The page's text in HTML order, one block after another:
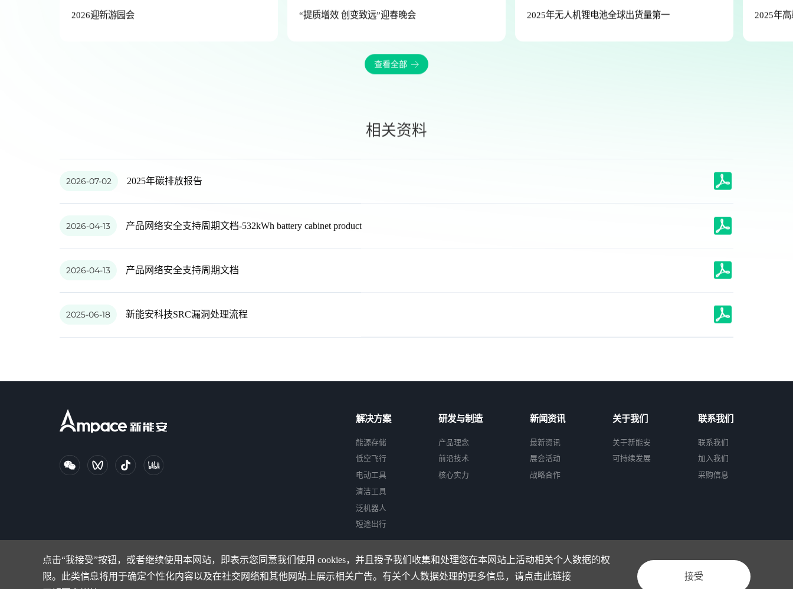
点击“我接受”按钮，或者继续使用本网站，即表示您同意我们使用 cookies，并且授予我们收集和处理您在本网站上活动相关个人数据的权
限。此类信息将用于确定个性化内容以及在社交网络和其他网站上展示相关广告。有关个人数据处理的更多信息，请点击此链接
接受
“提质增效 创变致远”迎春晚会 2025年无人机锂电池全球出货量第一 2025年高端智能两轮车锂电池全国出货量第一 “厚积薄
查看全部
相关资料
2026-07-02 2025年碳排放报告
2026-04-13 产品网络安全支持周期文档-532kWh battery cabinet product
2026-04-13 产品网络安全支持周期文档
2025-06-18 新能安科技SRC漏洞处理流程
解决方案
能源存储
低空飞行
电动工具
清洁工具
泛机器人
短途出行
研发与制造
产品理念
前沿技术
核心实力
新闻资讯
最新资讯
展会活动
战略合作
关于我们
关于新能安
可持续发展
联系我们
联系我们
加入我们
采购信息